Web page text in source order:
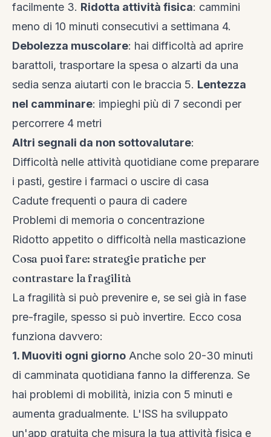
facilmente 3. Ridotta attività fisica: cammini
meno di 10 minuti consecutivi a settimana 4.
Debolezza muscolare: hai difficoltà ad aprire
barattoli, trasportare la spesa o alzarti da una
sedia senza aiutarti con le braccia 5. Lentezza
nel camminare: impieghi più di 7 secondi per
percorrere 4 metri
Altri segnali da non sottovalutare:
Difficoltà nelle attività quotidiane come preparare
i pasti, gestire i farmaci o uscire di casa
Cadute frequenti o paura di cadere
Problemi di memoria o concentrazione
Ridotto appetito o difficoltà nella masticazione
Cosa puoi fare: strategie pratiche per
contrastare la fragilità
La fragilità si può prevenire e, se sei già in fase
pre-fragile, spesso si può invertire. Ecco cosa
funziona davvero:
1. Muoviti ogni giorno Anche solo 20-30 minuti
di camminata quotidiana fanno la differenza. Se
hai problemi di mobilità, inizia con 5 minuti e
aumenta gradualmente. L'ISS ha sviluppato
un'app gratuita che misura la tua attività fisica e